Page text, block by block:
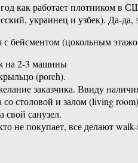
как работает плотником в
украинец и узбек). Да-да,
с бейсментом (цокольным
на 2-3 машины
(porch).
заказчика. Ввиду
столовой и залом (living room)
свой санузел.
не покупает, все делают